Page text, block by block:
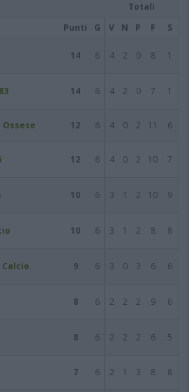
Totali
Punti G V N P F S
14 6 4 2 0 8 1
14 6 4 2 0 7 1
12 6 4 0 2 11 6
12 6 4 0 2 10 7
10 6 3 1 2 10 9
10 6 3 1 2 8 8
Calcio 9 6 3 0 3 6 6
8 6 2 2 2 9 6
8 6 2 2 2 6 5
7 6 2 1 3 8 8